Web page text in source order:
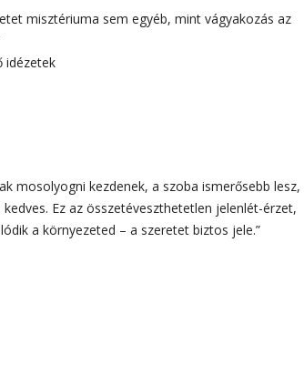
misztériuma sem egyéb, mint vágyakozás az
idézetek
mosolyogni kezdenek, a szoba ismerősebb lesz,
Ez az összetéveszthetetlen jelenlét-érzet,
a környezeted – a szeretet biztos jele.”